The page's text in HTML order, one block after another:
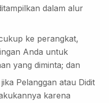
dalam alur
ke perangkat,
Anda untuk
yang diminta; dan
Pelanggan atau Didit
karena